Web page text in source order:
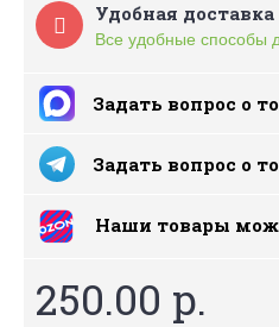
Удобная
Все удобные способы
Задать вопрос о
Задать вопрос о
Наши товары
250.00 р.